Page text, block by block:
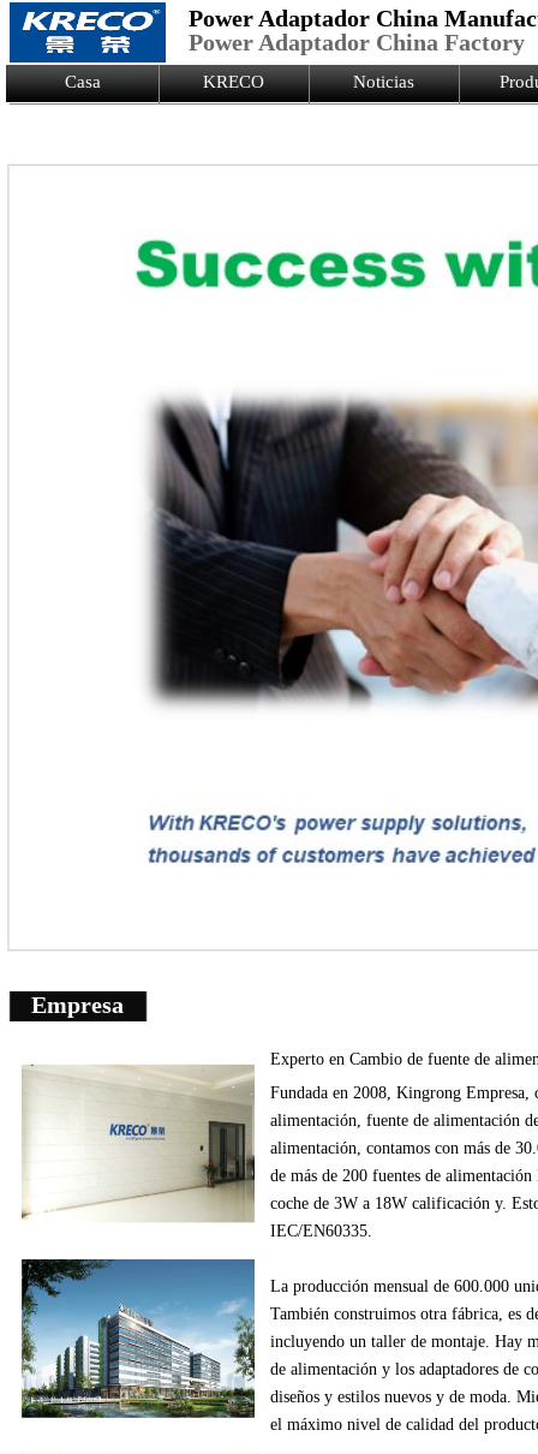
Logo Picture
Power Adaptador China
Power Adaptador China Factory
Casa KRECO Noticias
Empresa
Experto en Cambio de fuente de
Fundada en 2008 Kingrong Empresa,
alimentación , fuente de alimentación
alimentación contamos con más de
de más de 200 fuentes de alimentación
coche de 3W a 18W calificación y.
IEC/EN60335
La producción mensual de 600.000
También construimos otra fábrica , es
incluyendo un taller de montaje Hay
de alimentación y los adaptadores de
diseños y estilos nuevos y de moda.
el máximo nivel de calidad del